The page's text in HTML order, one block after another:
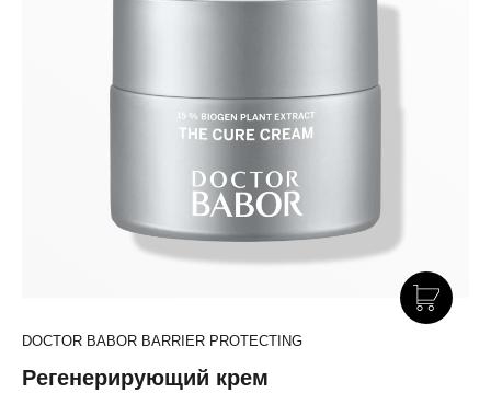
DOCTOR BABOR BARRIER PROTECTING
Регенерирующий крем